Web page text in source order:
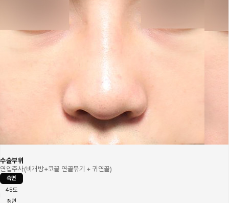
수술부위
연입주사(비개방+코끝 연골묶기 + 귀연골)
측면
45도
정면